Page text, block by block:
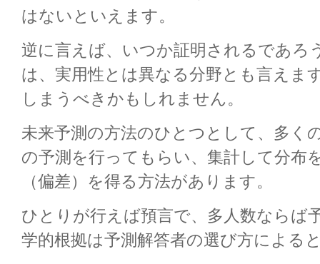
はないといえます。
逆に言えば、いつか証明されるであろ
は、実用性とは異なる分野とも言えま
しまうべきかもしれません。
未来予測の方法のひとつとして、多く
の予測を行ってもらい、集計して分布
（偏差）を得る方法があります。
ひとりが行えば預言で、多人数ならば
学的根拠は予測解答者の選び方による